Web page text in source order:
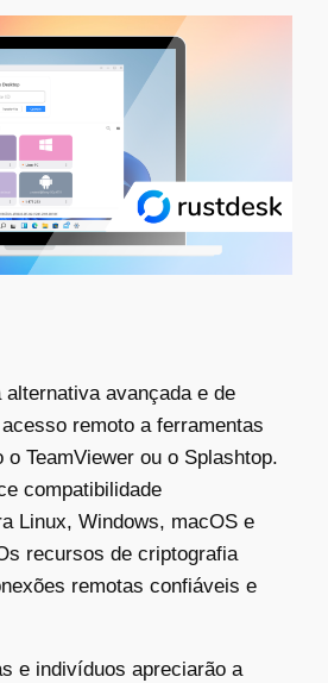
alternativa avançada e de
remoto a ferramentas
TeamViewer ou o Splashtop.
compatibilidade
Linux, Windows, macOS e
recursos de criptografia
remotas confiáveis e
e indivíduos apreciarão a